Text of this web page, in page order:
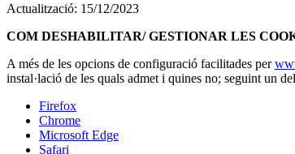
Actualització: 15/12/2023
COM DESHABILITAR/ GESTIONAR LES
A més de les opcions de configuració facilitades per
instal·lació de les quals admet i quines no; seguint un
Firefox
Chrome
Microsoft Edge
Safari